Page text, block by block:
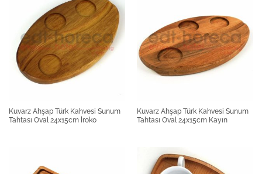
Kuvarz Ahşap Türk Kahvesi Sunum
Tahtası Oval 24x15cm İroko
Kuvarz Ahşap Türk Kahvesi Sunum
Tahtası Oval 24x15cm Kayın